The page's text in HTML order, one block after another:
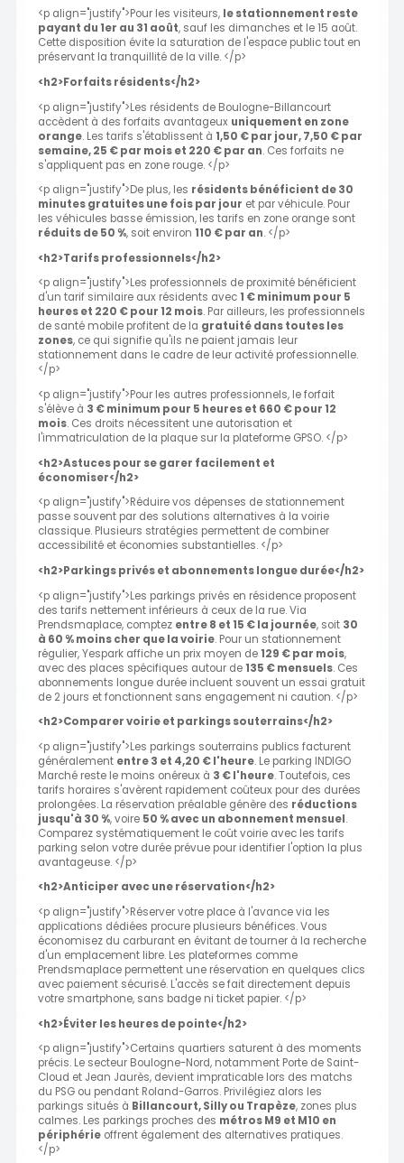
<p align="justify">Pour les visiteurs, le stationnement reste
payant du 1er au 31 août, sauf les dimanches et le 15 août.
Cette disposition évite la saturation de l'espace public tout en
préservant la tranquillité de la ville. </p>
<h2>Forfaits résidents</h2>
<p align="justify">Les résidents de Boulogne-Billancourt
accèdent à des forfaits avantageux uniquement en zone
orange. Les tarifs s'établissent à 1,50 € par jour, 7,50 € par
semaine, 25 € par mois et 220 € par an. Ces forfaits ne
s'appliquent pas en zone rouge. </p>
<p align="justify">De plus, les résidents bénéficient de 30
minutes gratuites une fois par jour et par véhicule. Pour
les véhicules basse émission, les tarifs en zone orange sont
réduits de 50 %, soit environ 110 € par an. </p>
<h2>Tarifs professionnels</h2>
<p align="justify">Les professionnels de proximité bénéficient
d'un tarif similaire aux résidents avec1 € minimum pour 5
heures et 220 € pour 12 mois. Par ailleurs, les professionnels
de santé mobile profitent de la gratuité dans toutes les
zones, ce qui signifie qu'ils ne paient jamais leur
stationnement dans le cadre de leur activité professionnelle.
</p>
<p align="justify">Pour les autres professionnels, le forfait
s'élève à 3 € minimum pour 5 heures et 660 € pour 12
mois. Ces droits nécessitent une autorisation et
l'immatriculation de la plaque sur la plateforme GPSO. </p>
<h2>Astuces pour se garer facilement et
économiser</h2>
<p align="justify">Réduire vos dépenses de stationnement
passe souvent par des solutions alternatives à la voirie
classique. Plusieurs stratégies permettent de combiner
accessibilité et économies substantielles. </p>
<h2>Parkings privés et abonnements longue durée</h2>
<p align="justify">Les parkings privés en résidence proposent
des tarifs nettement inférieurs à ceux de la rue. Via
Prendsmaplace, comptez entre 8 et 15 € la journée, soit 30
à 60 % moins cher que la voirie. Pour un stationnement
régulier, Yespark affiche un prix moyen de129 € par mois,
avec des places spécifiques autour de135 € mensuels. Ces
abonnements longue durée incluent souvent un essai gratuit
de 2 jours et fonctionnent sans engagement ni caution. </p>
<h2>Comparer voirie et parkings souterrains</h2>
<p align="justify">Les parkings souterrains publics facturent
généralement entre 3 et 4,20 € l'heure. Le parking INDIGO
Marché reste le moins onéreux à 3 € l'heure. Toutefois, ces
tarifs horaires s'avèrent rapidement coûteux pour des durées
prolongées. La réservation préalable génère des réductions
jusqu'à 30 %, voire 50 % avec un abonnement mensuel.
Comparez systématiquement le coût voirie avec les tarifs
parking selon votre durée prévue pour identifier l'option la plus
avantageuse. </p>
<h2>Anticiper avec une réservation</h2>
<p align="justify">Réserver votre place à l'avance via les
applications dédiées procure plusieurs bénéfices. Vous
économisez du carburant en évitant de tourner à la recherche
d'un emplacement libre. Les plateformes comme
Prendsmaplace permettent une réservation en quelques clics
avec paiement sécurisé. L'accès se fait directement depuis
votre smartphone, sans badge ni ticket papier. </p>
<h2>Éviter les heures de pointe</h2>
<p align="justify">Certains quartiers saturent à des moments
précis. Le secteur Boulogne-Nord, notamment Porte de Saint-
Cloud et Jean Jaurès, devient impraticable lors des matchs
du PSG ou pendant Roland-Garros. Privilégiez alors les
parkings situés à Billancourt, Silly ou Trapèze, zones plus
calmes. Les parkings proches des métros M9 et M10 en
périphérie offrent également des alternatives pratiques.
</p>